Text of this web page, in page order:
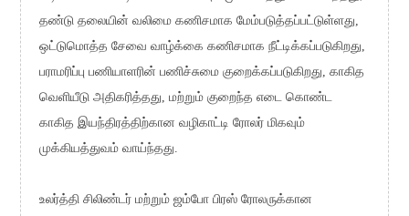
தண்டு தலையின் வலிமை கணிசமாக மேம்படுத்தப்பட்டுள்ளது,
ஒட்டுமொத்த சேவை வாழ்க்கை கணிசமாக நீட்டிக்கப்படுகிறது,
பராமரிப்பு பணியாளரின் பணிச்சுமை குறைக்கப்படுகிறது, காகித
வெளியீடு அதிகரித்தது, மற்றும் குறைந்த எடை கொண்ட
காகித இயந்திரத்திற்கான வழிகாட்டி ரோலர் மிகவும்
முக்கியத்துவம் வாய்ந்தது.
உலர்த்தி சிலிண்டர் மற்றும் ஜம்போ பிரஸ் ரோலருக்கான